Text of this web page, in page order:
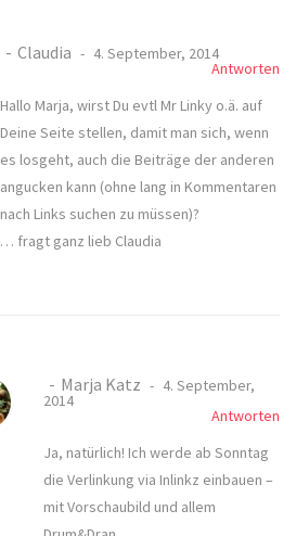
Claudia 4. September, 2014
Antworten
Hallo Marja, wirst Du evtl Mr Linky o.ä. auf
Deine Seite stellen, damit man sich, wenn
es losgeht, auch die Beiträge der anderen
angucken kann (ohne lang in Kommentaren
nach Links suchen zu müssen)?
… fragt ganz lieb Claudia
Marja Katz 4. September,
2014
Antworten
Ja, natürlich! Ich werde ab Sonntag
die Verlinkung via Inlinkz einbauen –
mit Vorschaubild und allem